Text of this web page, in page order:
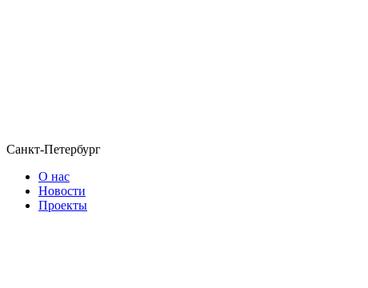
Санкт-Петербург
О нас
Новости
Проекты